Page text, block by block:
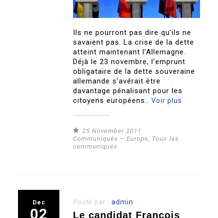
Ils ne pourront pas dire qu’ils ne
savaient pas. La crise de la dette
atteint maintenant l’Allemagne.
Déjà le 23 novembre, l’emprunt
obligataire de la dette souveraine
allemande s’avérait être
davantage pénalisant pour les
citoyens européens..Voir plus
25 November 2011
Communiqués – Europe, Tous les
communiqués
Dec
02
Posté par :admin
Le candidat François